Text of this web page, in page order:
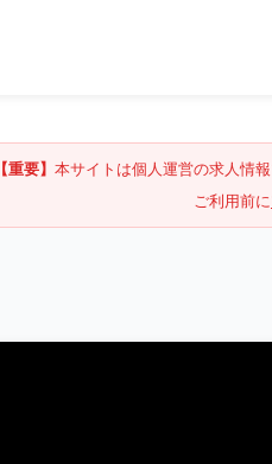
【重要】 本サイトは個人運営の求人情
ご利用前に